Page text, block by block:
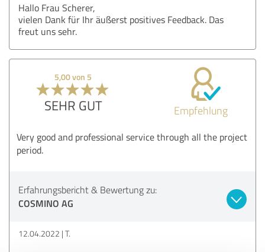
Hallo Frau Scherer,
vielen Dank für Ihr äußerst positives Feedback. Das
freut uns sehr.
5,00 von 5
SEHR GUT Empfehlung
Very good and professional service through all the project
period.
Erfahrungsbericht & Bewertung zu:
COSMINO AG
12.04.2022 T.